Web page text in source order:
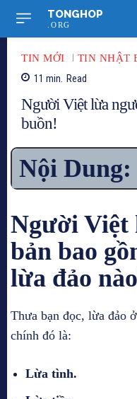
TONGHOP
.ORG
TIN MỚI
TIN NHẬT
11 min. Read
Người Việt lừa
buồn!
Nội Dung:
Người Việt
bản bao
lừa đảo
Thưa bạn đọc, lừa đảo
chính đó là:
Lừa tình.